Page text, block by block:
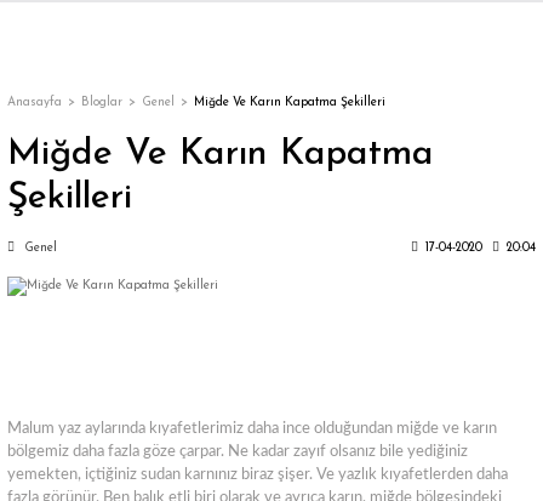
Trençkot
Trençkot
Trençkot
Trençkot
Anasayfa Bloglar Genel Miğde Ve Karın Kapatma Şekilleri
Miğde Ve Karın Kapatma
Şekilleri
Genel 17-04-2020 20:04
Malum yaz aylarında kıyafetlerimiz daha ince olduğundan miğde ve karın
bölgemiz daha fazla göze çarpar. Ne kadar zayıf olsanız bile yediğiniz
yemekten, içtiğiniz sudan karnınız biraz şişer. Ve yazlık kıyafetlerden daha